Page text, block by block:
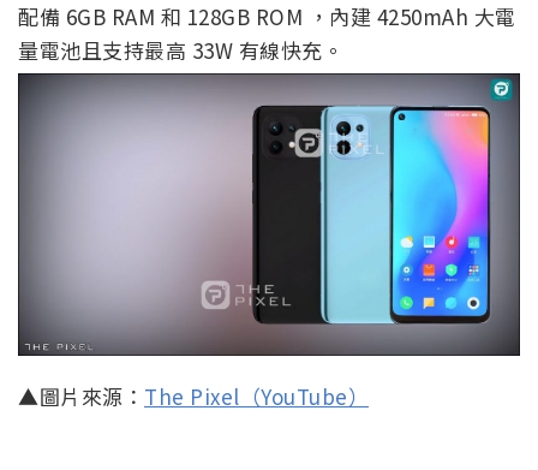
配備 6GB RAM 和 128GB ROM ，內建 4250mAh 大電
量電池且支持最高 33W 有線快充。
▲圖片來源： The Pixel（YouTube）